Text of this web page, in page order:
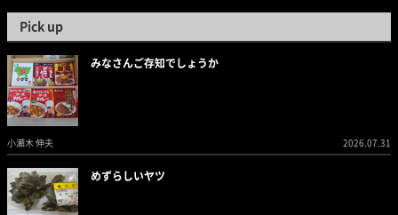
Pick up
みなさんご存知でしょうか
小瀬木 伸夫 2026.07.31
めずらしいヤツ